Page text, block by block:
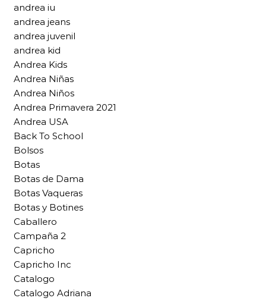
andrea iu
andrea jeans
andrea juvenil
andrea kid
Andrea Kids
Andrea Niñas
Andrea Niños
Andrea Primavera 2021
Andrea USA
Back To School
Bolsos
Botas
Botas de Dama
Botas Vaqueras
Botas y Botines
Caballero
Campaña 2
Capricho
Capricho Inc
Catalogo
Catalogo Adriana